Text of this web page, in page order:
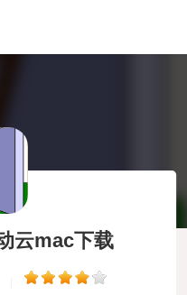
云mac下载